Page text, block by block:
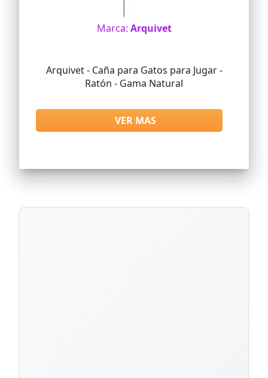
Marca: Arquivet
Arquivet - Caña para Gatos para Jugar -
Ratón - Gama Natural
VER MAS